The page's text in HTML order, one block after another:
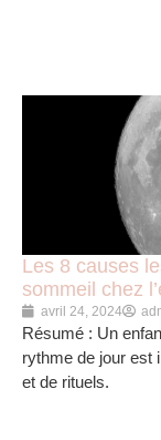
Les 8 causes
sommeil chez
avril 24, 2024
Résumé : Un
rythme de jour est
et de rituels.